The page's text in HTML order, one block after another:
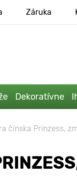
Záruka
Dekoratívne
čínska Prinzess,